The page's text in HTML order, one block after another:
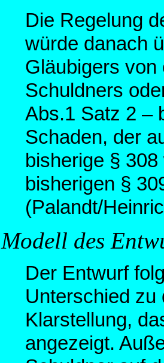
Die Regelung
würde danach
Gläubigers von
Schuldners
Abs.1 Satz 2 –
Schaden, der
bisherige §
bisherigen §
(Palandt/
Modell des
Der Entwurf
Unterschied zu
Klarstellung,
angezeigt.